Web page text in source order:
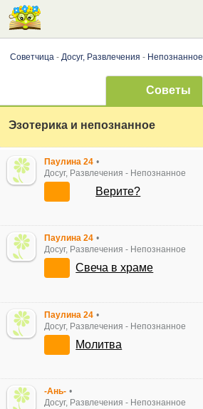
Советчица- Досуг, Развлечения - Непознанное
Советы
Эзотерика и непознанное
Паулина 24 •
Досуг, Развлечения - Непознанное
Верите?
Паулина 24 •
Досуг, Развлечения - Непознанное
Свеча в храме
Паулина 24 •
Досуг, Развлечения - Непознанное
Молитва
-Ань- •
Досуг, Развлечения - Непознанное